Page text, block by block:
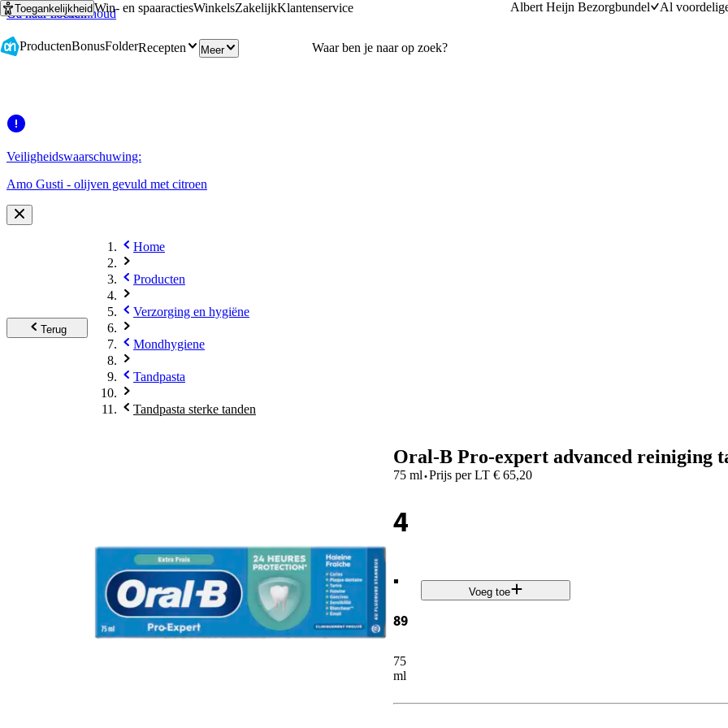
Ga naar hoofdinhoud
Ga naar zoeken
ToegankelijkheidWin- en spaaractiesWinkelsZakelijkKlantenservice Albert Heijn Bezorgbundel Al
ProductenBonusFolderRecepten Meer
Veiligheidswaarschuwing:
Amo Gusti - olijven gevuld met citroen
Terug
Home
Producten
Verzorging en hygiëne
Mondhygiene
Tandpasta
Tandpasta sterke tanden
Oral-B Pro-expert advanced reiniging
75 ml·Prijs per LT€ 65,20
4
.
89
75
ml
Voeg toe